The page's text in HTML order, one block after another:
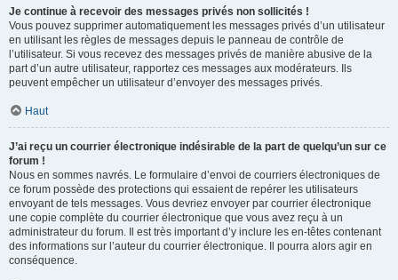
Je continue à recevoir des messages privés non sollicités !
Vous pouvez supprimer automatiquement les messages privés d’un utilisateur
en utilisant les règles de messages depuis le panneau de contrôle de
l’utilisateur. Si vous recevez des messages privés de manière abusive de la
part d’un autre utilisateur, rapportez ces messages aux modérateurs. Ils
peuvent empêcher un utilisateur d’envoyer des messages privés.
Haut
J’ai reçu un courrier électronique indésirable de la part de quelqu’un sur ce
forum !
Nous en sommes navrés. Le formulaire d’envoi de courriers électroniques de
ce forum possède des protections qui essaient de repérer les utilisateurs
envoyant de tels messages. Vous devriez envoyer par courrier électronique
une copie complète du courrier électronique que vous avez reçu à un
administrateur du forum. Il est très important d’y inclure les en-têtes contenant
des informations sur l’auteur du courrier électronique. Il pourra alors agir en
conséquence.